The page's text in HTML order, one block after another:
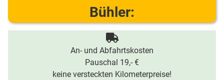
Bühler:
An- und Abfahrtskosten
Pauschal 19,- €
keine versteckten Kilometerpreise!